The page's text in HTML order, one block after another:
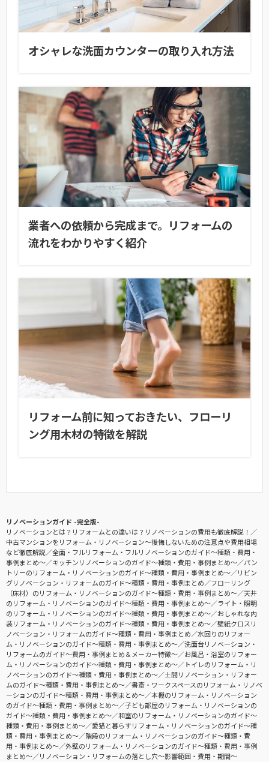
オシャレな洗面カウンターの取り入れ方法
業者への依頼から完成まで。リフォームの
流れをわかりやすく紹介
リフォーム前に知っておきたい、フローリ
ング用木材の特徴を解説
リノベーションガイド -完全版-
リノベーションとは？リフォームとの違いは？リノベーションの費用も徹底解説！
中古マンションをリフォーム・リノベーション〜後悔しないための注意点や費用相場
など徹底解説
全面・フルリフォーム・フルリノベーションのガイド〜種類・費用・
事例まとめ〜
キッチンリノベーションのガイド〜種類・費用・事例まとめ〜
パン
トリーのリフォーム・リノベーションのガイド〜種類・費用・事例まとめ〜
リビン
グリノベーション・リフォームのガイド〜種類・費用・事例まとめ
フローリング
（床材）のリフォーム・リノベーションのガイド〜種類・費用・事例まとめ〜
天井
のリフォーム・リノベーションのガイド〜種類・費用・事例まとめ〜
ライト・照明
のリフォーム・リノベーションのガイド〜種類・費用・事例まとめ〜
おしゃれな内
装リフォーム・リノベーションのガイド〜種類・費用・事例まとめ〜
壁紙クロスリ
ノベーション・リフォームのガイド〜種類・費用・事例まとめ
水回りのリフォー
ム・リノベーションのガイド〜種類・費用・事例まとめ〜
洗面台リノベーション・
リフォームのガイド〜費用・事例まとめ＆メーカー特徴〜
お風呂・浴室のリフォー
ム・リノベーションのガイド〜種類・費用・事例まとめ〜
トイレのリフォーム・リ
ノベーションのガイド〜種類・費用・事例まとめ〜
土間リノベーション・リフォー
ムのガイド〜種類・費用・事例まとめ〜
書斎・ワークスペースのリフォーム・リノベ
ーションのガイド〜種類・費用・事例まとめ〜
本棚のリフォーム・リノベーション
のガイド〜種類・費用・事例まとめ〜
子ども部屋のリフォーム・リノベーションの
ガイド〜種類・費用・事例まとめ〜
和室のリフォーム・リノベーションのガイド〜
種類・費用・事例まとめ〜
愛猫と暮らすリフォーム・リノベーションのガイド〜種
類・費用・事例まとめ〜
階段のリフォーム・リノベーションのガイド〜種類・費
用・事例まとめ〜
外壁のリフォーム・リノベーションのガイド〜種類・費用・事例
まとめ〜
リノベーション・リフォームの落とし穴～影響範囲・費用・期間～